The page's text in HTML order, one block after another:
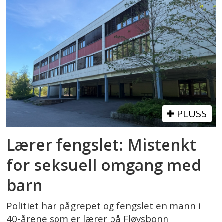
PLUSS
Lærer fengslet: Mistenkt
for seksuell omgang med
barn
Politiet har pågrepet og fengslet en mann i
40-årene som er lærer på Fløysbonn